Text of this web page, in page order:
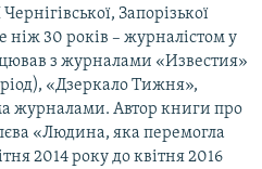
Запорізької
ніж 30 років – журналістом у
з журналами «Известия»
«Дзеркало Тижня»,
журналами. Автор книги про
«Людина, яка перемогла
2014 року до квітня 2016